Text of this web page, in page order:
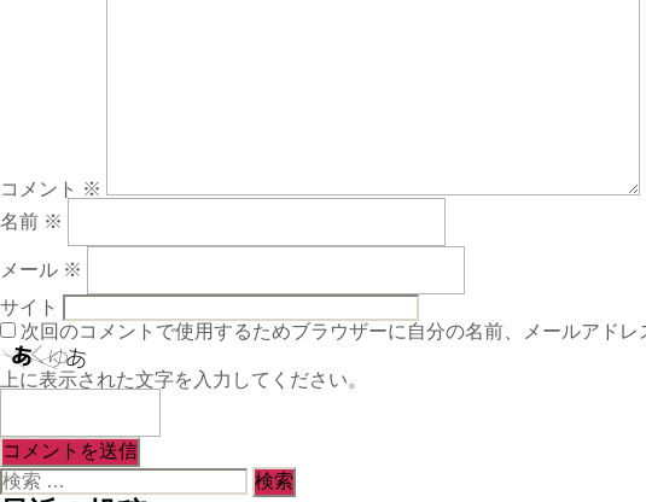
コメント ※
名前 ※
メール ※
サイト
次回のコメントで使用するためブラウザーに自分の名前、メールアドレ
上に表示された文字を入力してください。
検
索